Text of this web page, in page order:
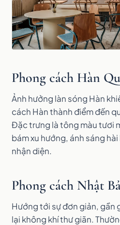
Phong cách Hàn
Ảnh hưởng làn sóng Hàn
cách Hàn thành điểm đến
Đặc trưng là tông màu tươi
bám xu hướng, ánh sáng
nhận diện.
Phong cách Nhật
Hướng tới sự đơn giản, gần
lại không khí thư giãn.